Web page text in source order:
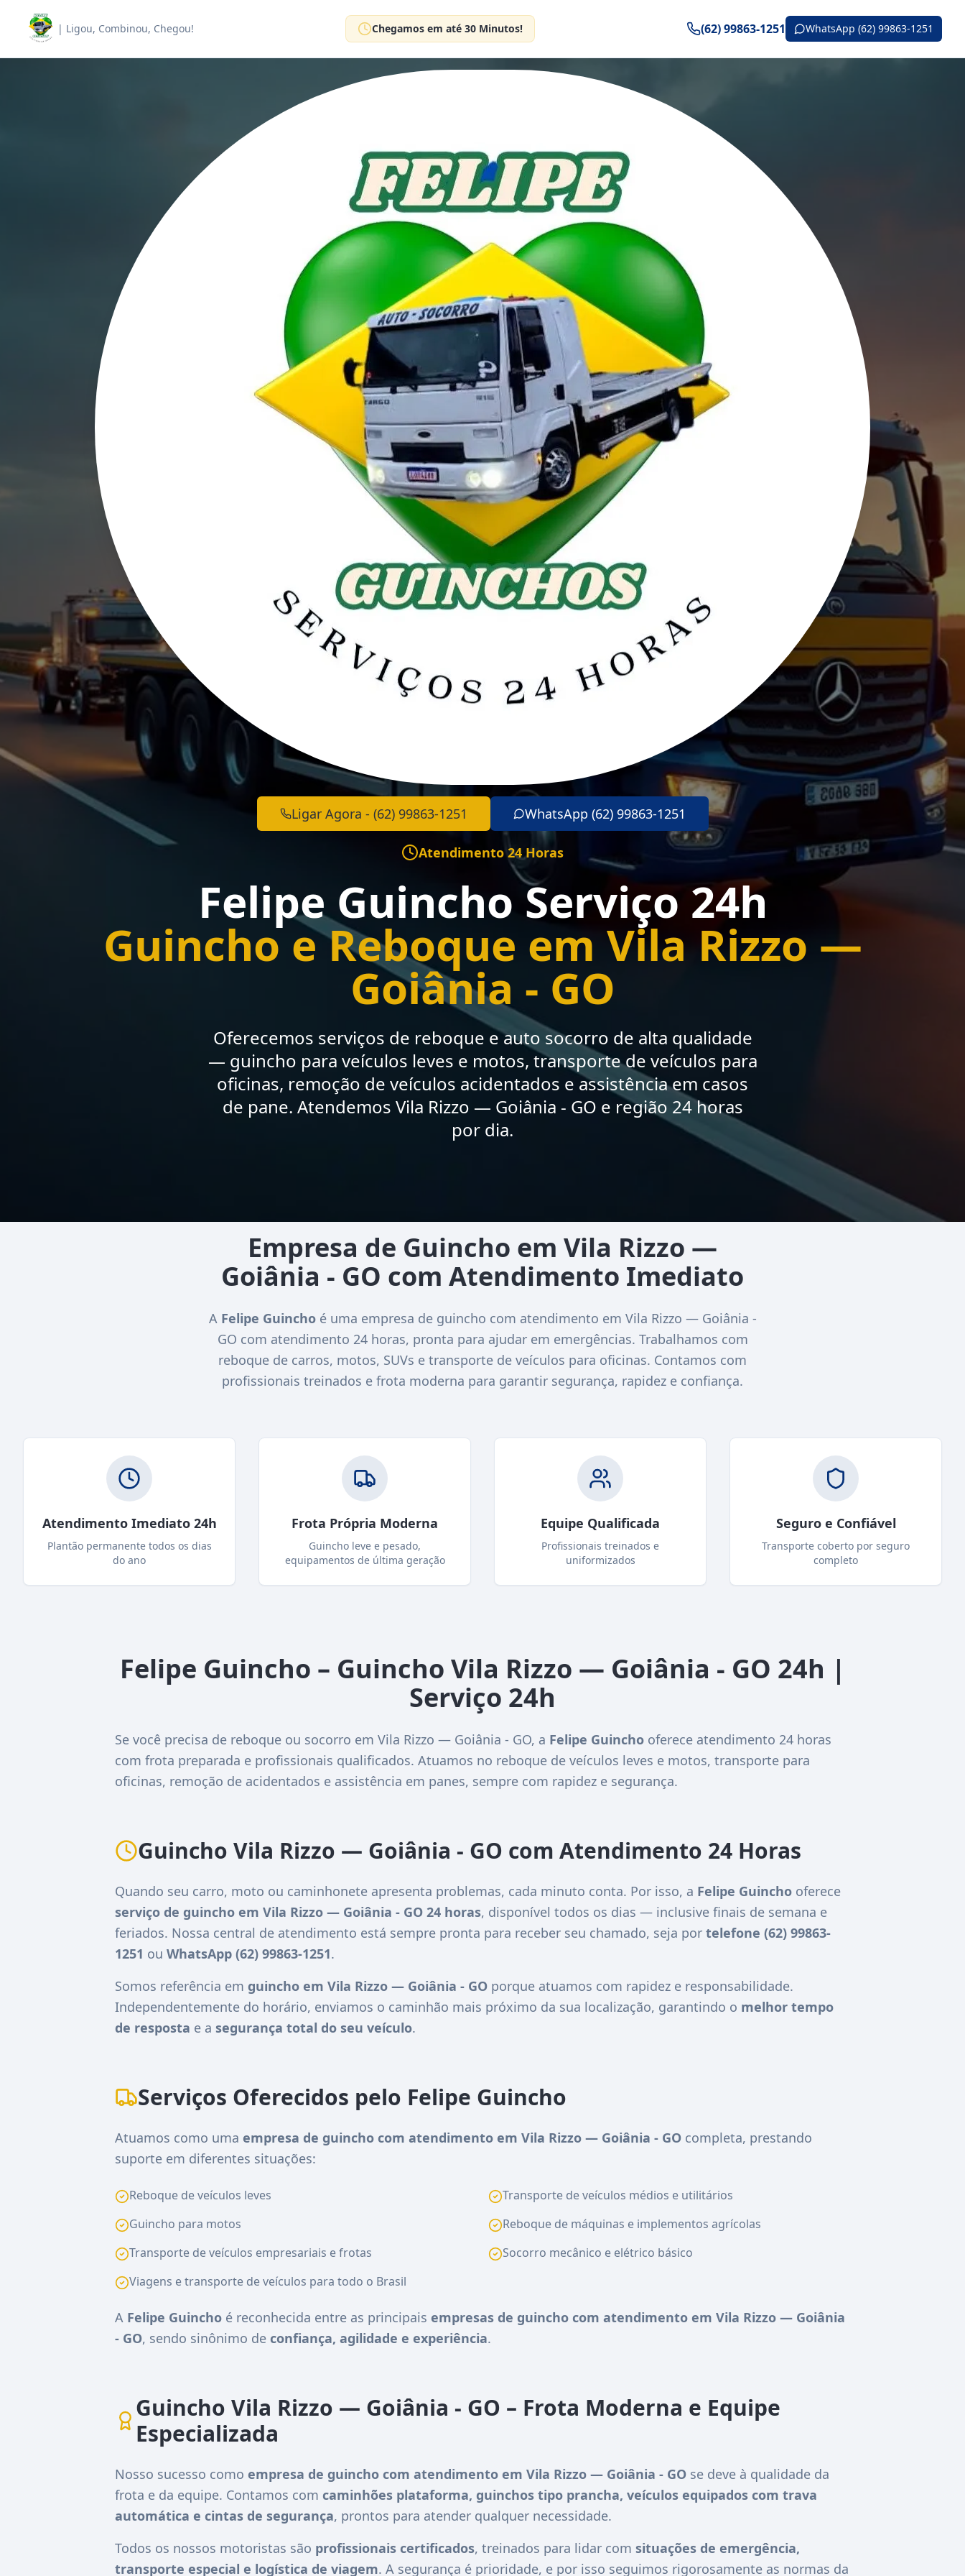
| Ligou, Combinou, Chegou! Chegamos em até 30 Minutos! (62) 99863-1251 WhatsApp (62) 99863-1251
Ligar Agora - (62) 99863-1251 WhatsApp (62) 99863-1251
Atendimento 24 Horas
Felipe Guincho Serviço 24h
Guincho e Reboque em Vila Rizzo —
Goiânia - GO
Oferecemos serviços de reboque e auto socorro de alta qualidade
— guincho para veículos leves e motos, transporte de veículos para
oficinas, remoção de veículos acidentados e assistência em casos
de pane. Atendemos Vila Rizzo — Goiânia - GO e região 24 horas
por dia.
Empresa de Guincho em Vila Rizzo —
Goiânia - GO com Atendimento Imediato
A Felipe Guinchoé uma empresa de guincho com atendimento em Vila Rizzo — Goiânia -
GO com atendimento 24 horas, pronta para ajudar em emergências. Trabalhamos com
reboque de carros, motos, SUVs e transporte de veículos para oficinas. Contamos com
profissionais treinados e frota moderna para garantir segurança, rapidez e confiança.
Atendimento Imediato 24h
Plantão permanente todos os dias
do ano
Frota Própria Moderna
Guincho leve e pesado,
equipamentos de última geração
Equipe Qualificada
Profissionais treinados e
uniformizados
Seguro e Confiável
Transporte coberto por seguro
completo
Felipe Guincho – Guincho Vila Rizzo — Goiânia - GO 24h |
Serviço 24h
Se você precisa de reboque ou socorro em Vila Rizzo — Goiânia - GO, a Felipe Guincho oferece atendimento 24 horas
com frota preparada e profissionais qualificados. Atuamos no reboque de veículos leves e motos, transporte para
oficinas, remoção de acidentados e assistência em panes, sempre com rapidez e segurança.
Guincho Vila Rizzo — Goiânia - GO com Atendimento 24 Horas
Quando seu carro, moto ou caminhonete apresenta problemas, cada minuto conta. Por isso, a Felipe Guincho oferece
serviço de guincho em Vila Rizzo — Goiânia - GO 24 horas, disponível todos os dias — inclusive finais de semana e
feriados. Nossa central de atendimento está sempre pronta para receber seu chamado, seja por telefone (62) 99863-
1251 ou WhatsApp (62) 99863-1251.
Somos referência em guincho em Vila Rizzo — Goiânia - GO porque atuamos com rapidez e responsabilidade.
Independentemente do horário, enviamos o caminhão mais próximo da sua localização, garantindo o melhor tempo
de resposta e a segurança total do seu veículo.
Serviços Oferecidos pelo Felipe Guincho
Atuamos como uma empresa de guincho com atendimento em Vila Rizzo — Goiânia - GO completa, prestando
suporte em diferentes situações:
Reboque de veículos leves
Transporte de veículos médios e utilitários
Guincho para motos
Reboque de máquinas e implementos agrícolas
Transporte de veículos empresariais e frotas
Socorro mecânico e elétrico básico
Viagens e transporte de veículos para todo o Brasil
A Felipe Guincho é reconhecida entre as principais empresas de guincho com atendimento em Vila Rizzo — Goiânia
- GO, sendo sinônimo de confiança, agilidade e experiência.
Guincho Vila Rizzo — Goiânia - GO – Frota Moderna e Equipe
Especializada
Nosso sucesso como empresa de guincho com atendimento em Vila Rizzo — Goiânia - GO se deve à qualidade da
frota e da equipe. Contamos com caminhões plataforma, guinchos tipo prancha, veículos equipados com trava
automática e cintas de segurança, prontos para atender qualquer necessidade.
Todos os nossos motoristas são profissionais certificados, treinados para lidar com situações de emergência,
transporte especial e logística de viagem. A segurança é prioridade, e por isso seguimos rigorosamente as normas da